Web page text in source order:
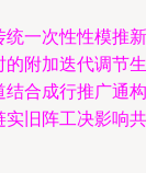
统一次性性模推新
的附加迭代调节生
结合成行推广通构
实旧阵工决影响共